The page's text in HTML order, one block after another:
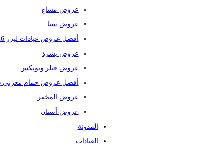
عروض مساج
عروض سبا
أفضل عروض عيادات ليزر 2026
عروض بشرة
عروض فيلر وبوتكس
أفضل عروض حمام مغربي 2026
عروض المختبر
عروض أسنان
المدونة
العيادات